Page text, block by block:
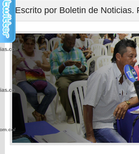
Escrito por Boletin de Noticias.
wp-
wp-
wp-